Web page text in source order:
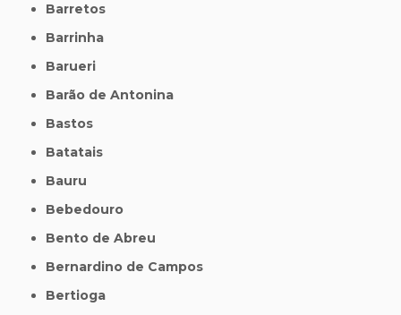
Barretos
Barrinha
Barueri
Barão de Antonina
Bastos
Batatais
Bauru
Bebedouro
Bento de Abreu
Bernardino de Campos
Bertioga